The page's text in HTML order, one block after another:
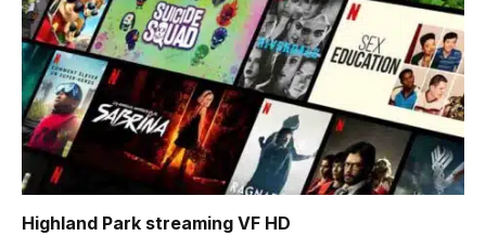
Highland Park streaming VF HD